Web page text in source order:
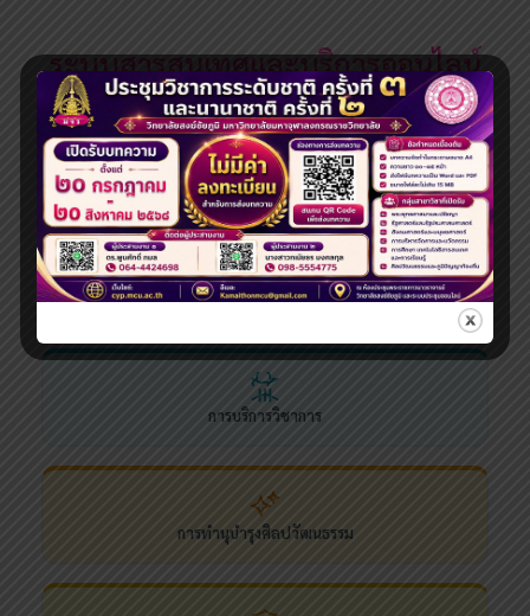
ระบบสารสนเทศและบริการออนไลน์
การผลิตบัณฑิต
การวิจัย
การบริการวิชาการ
การทำนุบำรุงศิลปวัฒนธรรม